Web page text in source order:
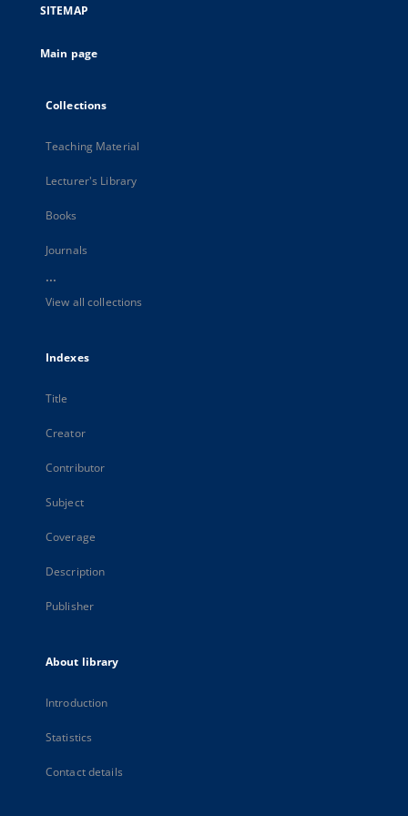
SITEMAP
Main page
Collections
Teaching Material
Lecturer's Library
Books
Journals
...
View all collections
Indexes
Title
Creator
Contributor
Subject
Coverage
Description
Publisher
About library
Introduction
Statistics
Contact details